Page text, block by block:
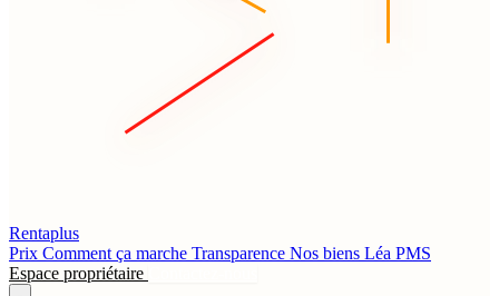
Rentaplus
Prix Comment ça marche Transparence Nos biens Léa PMS
Espace propriétaire